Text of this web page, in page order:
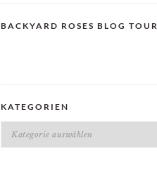
BACKYARD ROSES BLOG TOUR
KATEGORIEN
Kategorien